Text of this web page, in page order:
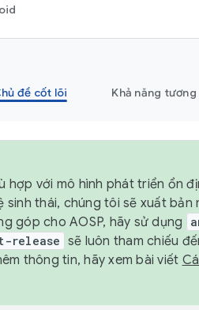
đề cốt lõi Khả năng
hợp với mô hình phát triển ổn
sinh thái, chúng tôi sẽ xuất bản
góp cho AOSP, hãy sử dụng
release sẽ luôn tham chiếu
thông tin, hãy xem bài viết